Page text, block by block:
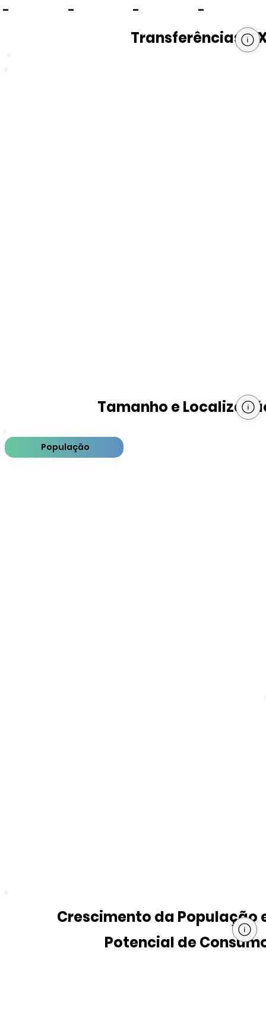
Transferências
- -
- -
Tamanho e
População
Crescimento da População
Potencial de